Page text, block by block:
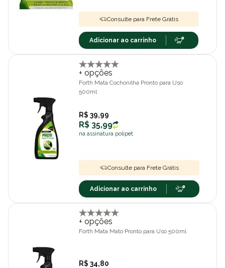
Consulte para Frete Grátis
Adicionar ao carrinho
+ opções
Forth Mata Cochonilha Pronto para Uso
500ml
R$ 39,99
R$ 35,99
na assinatura polipet
Consulte para Frete Grátis
Adicionar ao carrinho
+ opções
Forth Mata Mato Pronto para Uso 500ml
R$ 34,80